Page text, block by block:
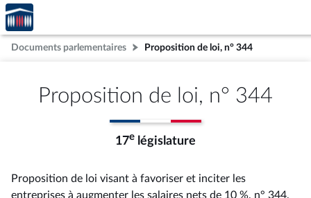
Aller au contenu
Aller en bas de la page
Accèder
à la
page
d'accueil
Documents parlementaires Proposition de loi, n° 344
Proposition de loi, n° 344
17e législature
Proposition de loi visant à favoriser et inciter les
entreprises à augmenter les salaires nets de 10 %, n° 344,